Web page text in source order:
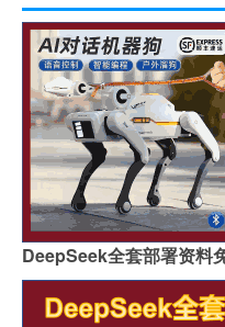
DeepSeek全套部署资料